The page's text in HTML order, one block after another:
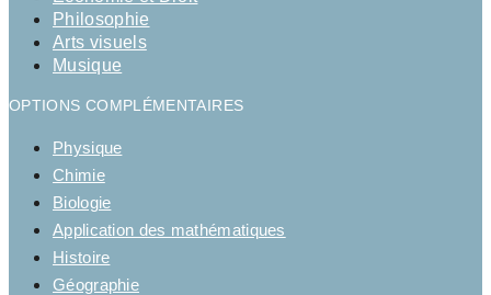
Philosophie
Arts visuels
Musique
OPTIONS COMPLÉMENTAIRES
Physique
Chimie
Biologie
Application des mathématiques
Histoire
Géographie